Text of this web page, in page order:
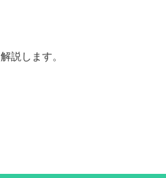
説します。